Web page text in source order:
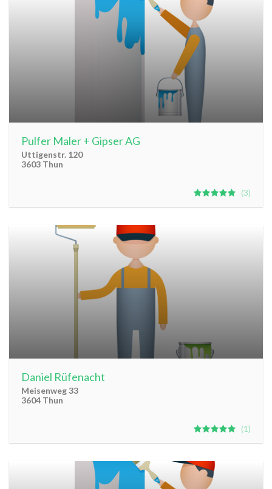
Pulfer Maler + Gipser AG
Uttigenstr. 120
3603 Thun
3
Daniel Rüfenacht
Meisenweg 33
3604 Thun
1